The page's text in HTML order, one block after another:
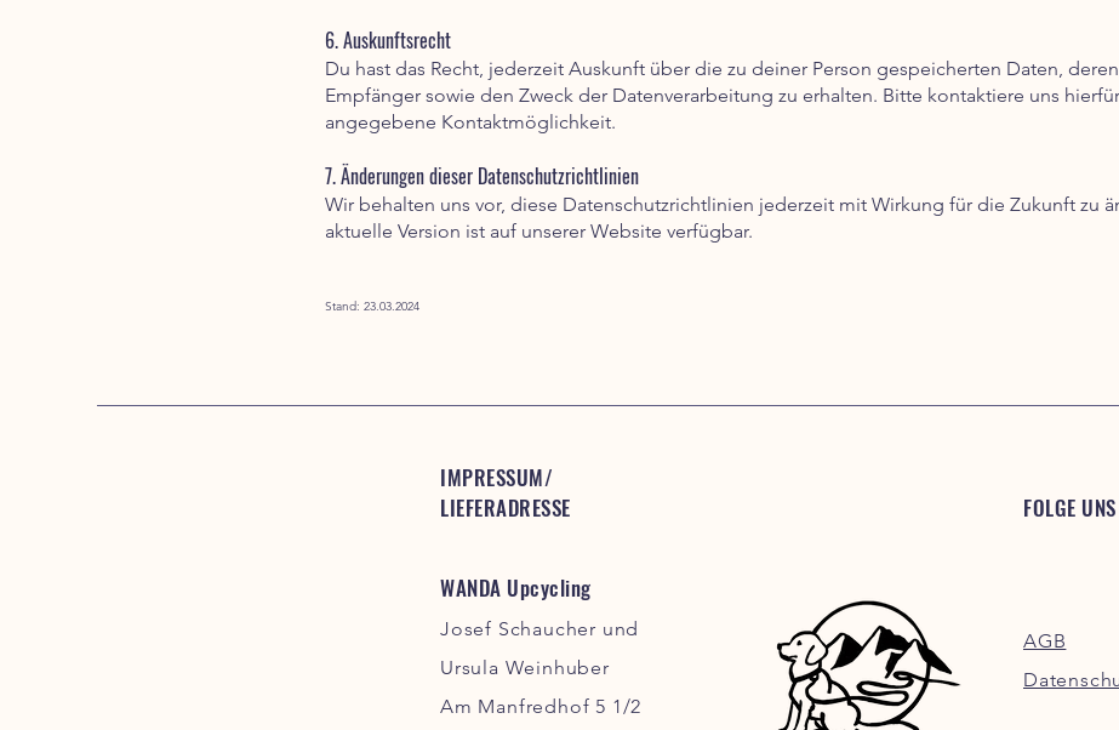
6. Auskunftsrecht
Du hast das Recht, jederzeit Auskunft über die zu deiner Person gespeicherten Daten,
Empfänger sowie den Zweck der Datenverarbeitung zu erhalten. Bitte kontaktiere uns
angegebene Kontaktmöglichkeit.
7. Änderungen dieser Datenschutzrichtlinien
Wir behalten uns vor, diese Datenschutzrichtlinien jederzeit mit Wirkung für die Zukunft zu
aktuelle Version ist auf unserer Website verfügbar.
Stand: 23.03.2024
IMPRESSUM/
LIEFERADRESSE
WANDA Upcycling
Josef Schaucher und
Ursula Weinhuber
Am Manfredhof 5 1/2
FOLGE UNS
AGB